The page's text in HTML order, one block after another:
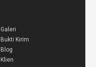
Galeri
Bukti Kirim
Blog
Klien